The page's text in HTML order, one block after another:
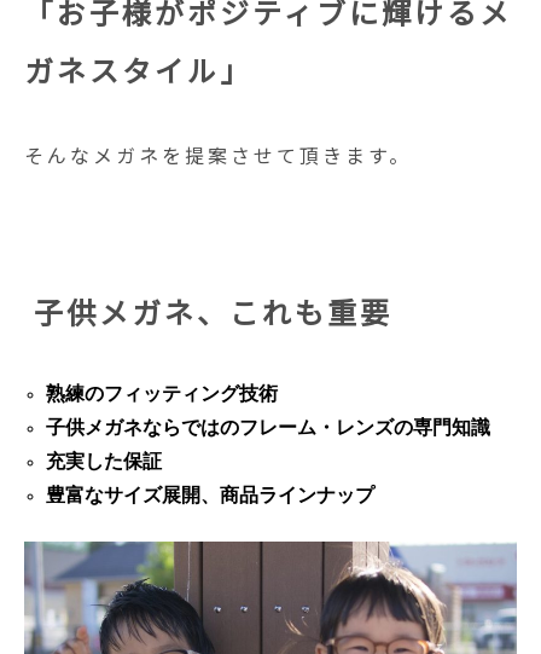
「お子様がポジティブに輝けるメ
ガネスタイル」
そんなメガネを提案させて頂きます。
子供メガネ、これも重要
熟練のフィッティング技術
子供メガネならではのフレーム・レンズの専門知識
充実した保証
豊富なサイズ展開、商品ラインナップ